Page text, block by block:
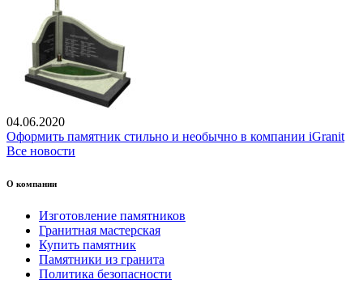
04.06.2020
Оформить памятник стильно и необычно в компании iGranit
Все новости
О компании
Изготовление памятников
Гранитная мастерская
Купить памятник
Памятники из гранита
Политика безопасности